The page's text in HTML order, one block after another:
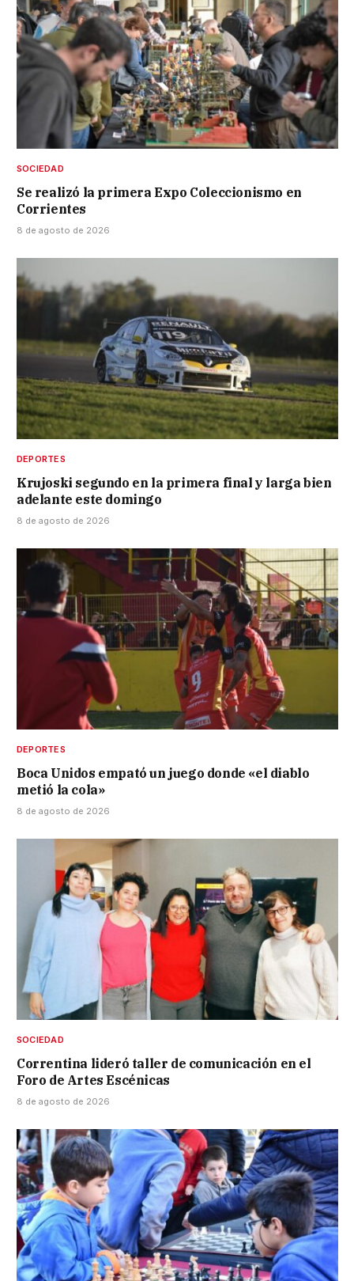
SOCIEDAD
Se realizó la primera Expo Coleccionismo en
Corrientes
8 de agosto de 2026
DEPORTES
Krujoski segundo en la primera final y larga bien
adelante este domingo
8 de agosto de 2026
DEPORTES
Boca Unidos empató un juego donde «el diablo
metió la cola»
8 de agosto de 2026
SOCIEDAD
Correntina lideró taller de comunicación en el
Foro de Artes Escénicas
8 de agosto de 2026